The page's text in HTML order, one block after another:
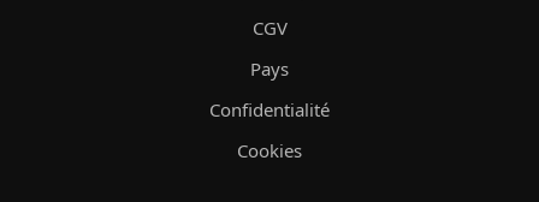
CGV
Pays
Confidentialité
Cookies